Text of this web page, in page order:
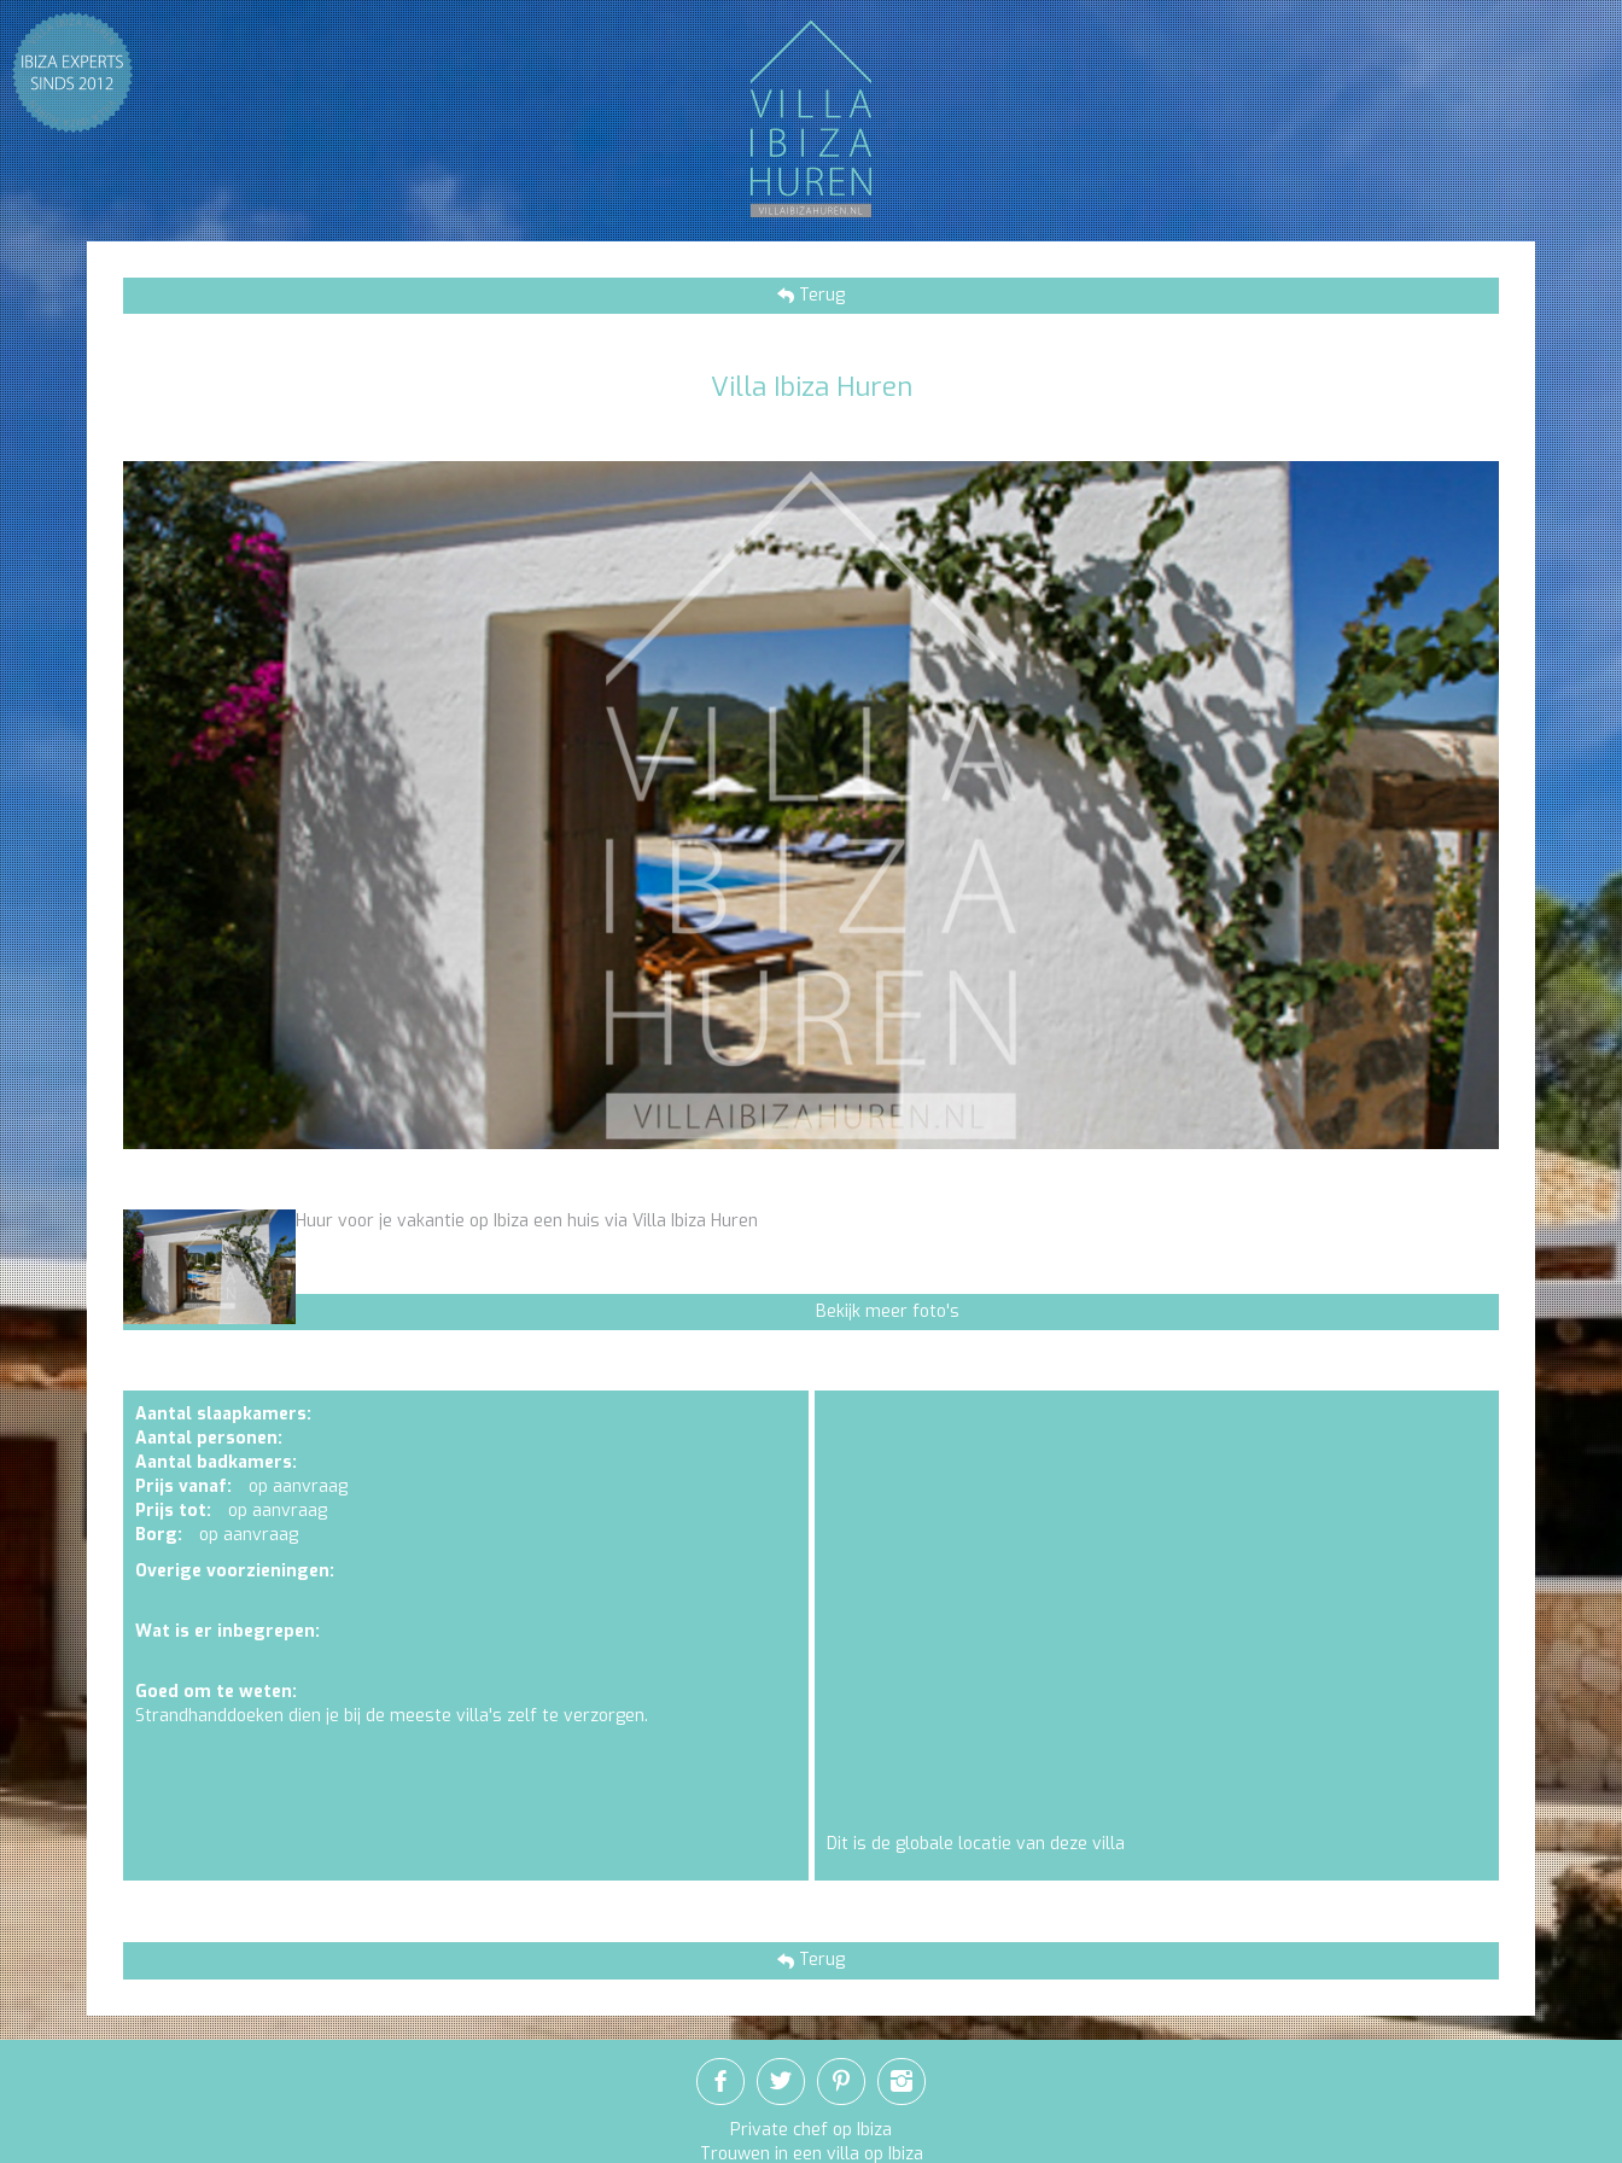
Terug
Villa Ibiza Huren
Huur voor je vakantie op Ibiza een huis via Villa Ibiza Huren
Bekijk meer foto's
Aantal slaapkamers:
Aantal personen:
Aantal badkamers:
Prijs vanaf:
op aanvraag
Prijs tot:
op aanvraag
Borg:
op aanvraag
Overige voorzieningen:
Wat is er inbegrepen:
Goed om te weten:
Strandhanddoeken dien je bij de meeste villa's zelf te verzorgen.
Dit is de globale locatie van deze villa
Terug
Private chef op Ibiza
Trouwen in een villa op Ibiza